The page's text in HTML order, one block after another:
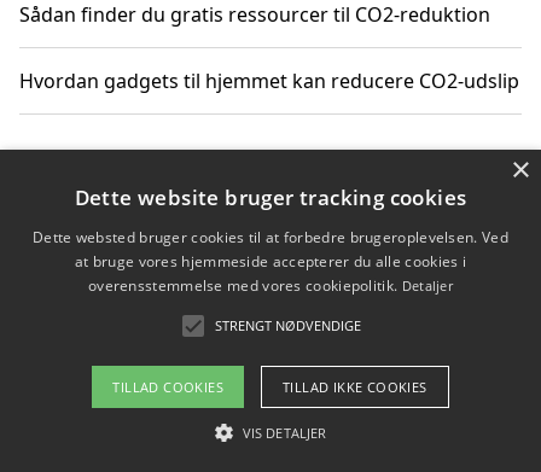
Sådan finder du gratis ressourcer til CO2-reduktion
Hvordan gadgets til hjemmet kan reducere CO2-udslip
Copyright 2026 - Pilanto Aps
Om / kontakt
Blog Betingelser
×
Dette website bruger tracking cookies
Dette websted bruger cookies til at forbedre brugeroplevelsen. Ved
at bruge vores hjemmeside accepterer du alle cookies i
overensstemmelse med vores cookiepolitik. Detaljer
STRENGT NØDVENDIGE
TILLAD COOKIES TILLAD IKKE COOKIES
VIS DETALJER